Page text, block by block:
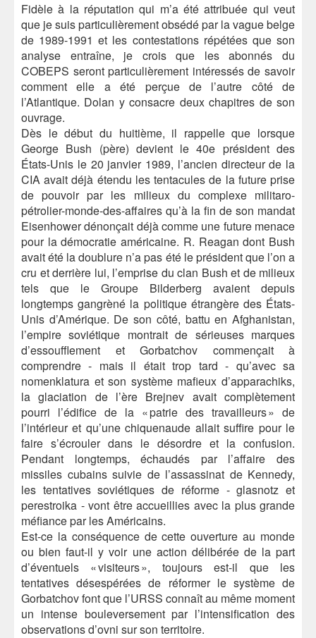
Fidèle à la réputation qui m’a été attribuée qui veut
que je suis particulièrement obsédé par la vague belge
de 1989-1991 et les contestations répétées que son
analyse entraîne, je crois que les abonnés du
COBEPS seront particulièrement intéressés de savoir
comment elle a été perçue de l’autre côté de
l’Atlantique. Dolan y consacre deux chapitres de son
ouvrage.
Dès le début du huitième, il rappelle que lorsque
George Bush (père) devient le 40e président des
États-Unis le 20 janvier 1989, l’ancien directeur de la
CIA avait déjà étendu les tentacules de la future prise
de pouvoir par les milieux du complexe militaro-
pétrolier-monde-des-affaires qu’à la fin de son mandat
Eisenhower dénonçait déjà comme une future menace
pour la démocratie américaine. R. Reagan dont Bush
avait été la doublure n’a pas été le président que l’on a
cru et derrière lui, l’emprise du clan Bush et de milieux
tels que le Groupe Bilderberg avaient depuis
longtemps gangrèné la politique étrangère des États-
Unis d’Amérique. De son côté, battu en Afghanistan,
l’empire soviétique montrait de sérieuses marques
d’essoufflement et Gorbatchov commençait à
comprendre - mais il était trop tard - qu’avec sa
nomenklatura et son système mafieux d’apparachiks,
la glaciation de l’ère Brejnev avait complètement
pourri l’édifice de la « patrie des travailleurs » de
l’intérieur et qu’une chiquenaude allait suffire pour le
faire s’écrouler dans le désordre et la confusion.
Pendant longtemps, échaudés par l’affaire des
missiles cubains suivie de l’assassinat de Kennedy,
les tentatives soviétiques de réforme - glasnotz et
perestroika - vont être accueillies avec la plus grande
méfiance par les Américains.
Est-ce la conséquence de cette ouverture au monde
ou bien faut-il y voir une action délibérée de la part
d’éventuels « visiteurs », toujours est-il que les
tentatives désespérées de réformer le système de
Gorbatchov font que l’URSS connaît au même moment
un intense bouleversement par l’intensification des
observations d’ovni sur son territoire.